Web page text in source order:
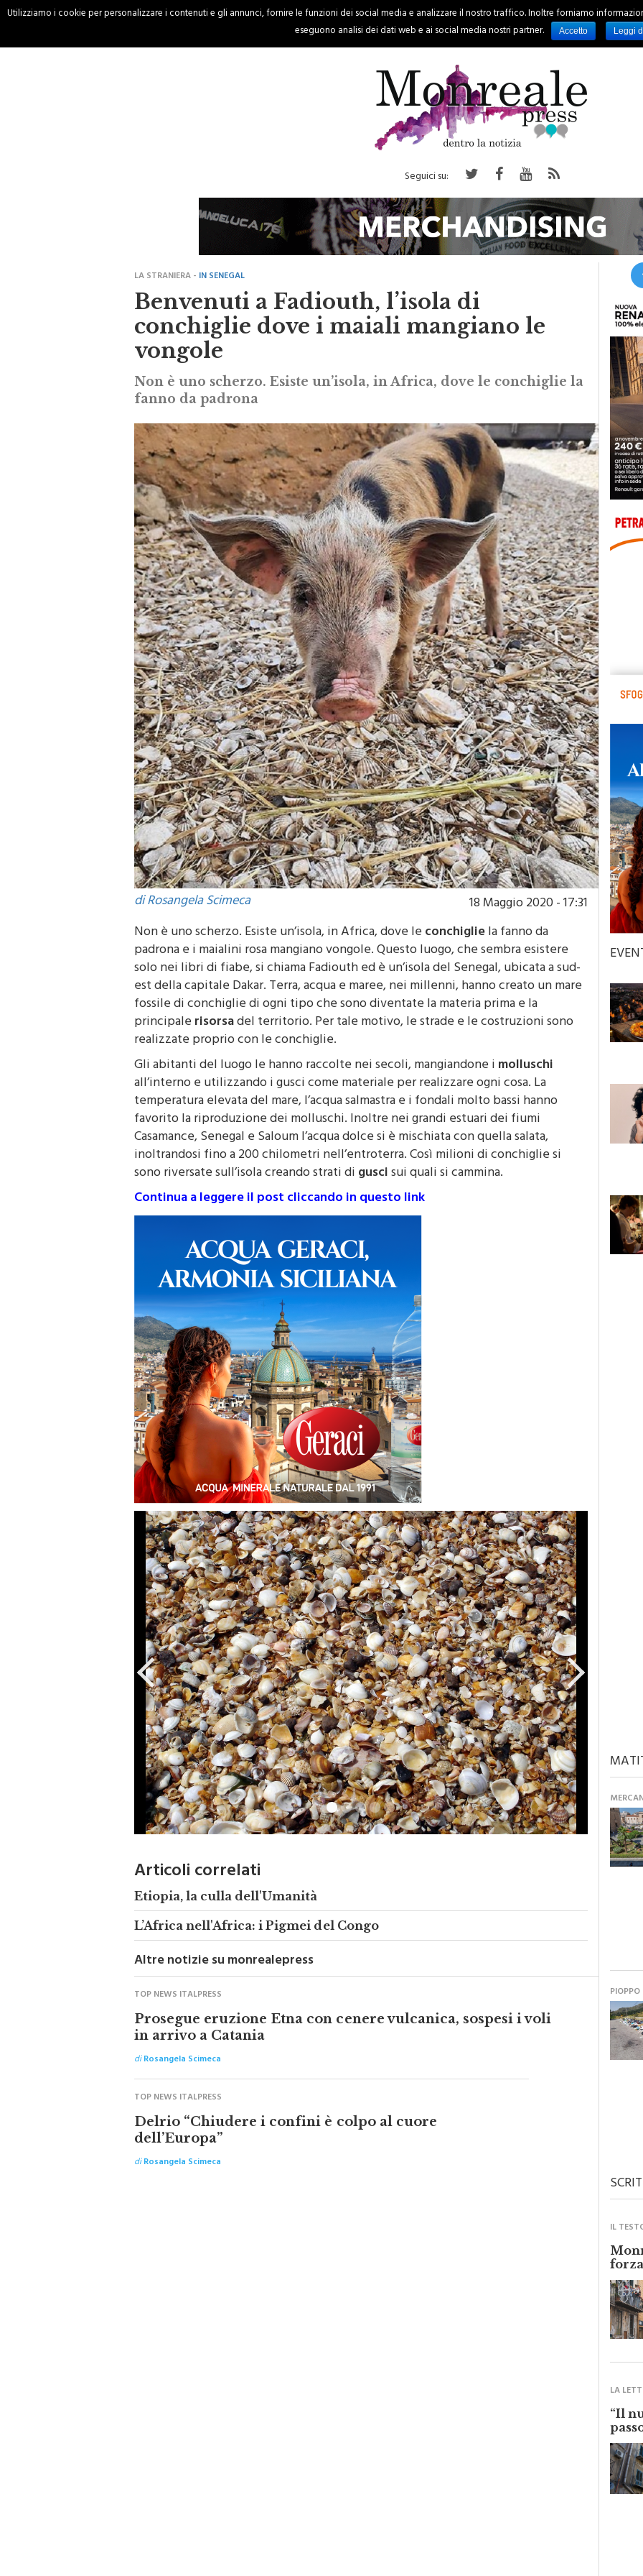
HOME CRONACA PALERMO REGIONE EVENTI RUBRICHE SPORT
Seguici su:
Benvenuti a Fadiouth, l’isola di
conchiglie dove i maiali mangiano le
vongole
Non è uno scherzo. Esiste un’isola, in Africa, dove le conchiglie la
fanno da padrona
di Rosangela Scimeca
18 Maggio 2020 - 17:31
Non è uno scherzo. Esiste un’isola, in Africa, dove leconchigliela fanno da
padrona e i maialini rosa mangiano vongole. Questo luogo, che sembra esistere
solo nei libri di fiabe, si chiama Fadiouth ed è un’isola del Senegal, ubicata a sud-
est della capitale Dakar. Terra, acqua e maree, nei millenni, hanno creato un mare
fossile di conchiglie di ogni tipo che sono diventate la materia prima e la
principalerisorsadel territorio. Per tale motivo, le strade e le costruzioni sono
realizzate proprio con le conchiglie.
Gli abitanti del luogo le hanno raccolte nei secoli, mangiandone imolluschi
all’interno e utilizzando i gusci come materiale per realizzare ogni cosa. La
temperatura elevata del mare, l’acqua salmastra e i fondali molto bassi hanno
favorito la riproduzione dei molluschi. Inoltre nei grandi estuari dei fiumi
Casamance, Senegal e Saloum l’acqua dolce si è mischiata con quella salata,
inoltrandosi fino a 200 chilometri nell’entroterra. Così milioni di conchiglie si
sono riversate sull’isola creando strati diguscisui quali si cammina.
Continua a leggere il post cliccando in questo link
Articoli correlati
Etiopia, la culla dell'Umanità
L’Africa nell'Africa: i Pigmei del Congo
Altre notizie su monrealepress
TOP NEWS ITALPRESS
Prosegue eruzione Etna con cenere vulcanica, sospesi i voli
in arrivo a Catania
di Rosangela Scimeca
TOP NEWS ITALPRESS
Delrio “Chiudere i confini è colpo al cuore
dell’Europa”
di Rosangela Scimeca
PIOPPO
“Il
Utilizziamo i cookie per personalizzare i contenuti e gli annunci, fornire le funzioni dei social media e analizzare il nostro traffico. Inoltre forniamo
eseguono analisi dei dati web e ai social media nostri partner.
Accetto Leggi